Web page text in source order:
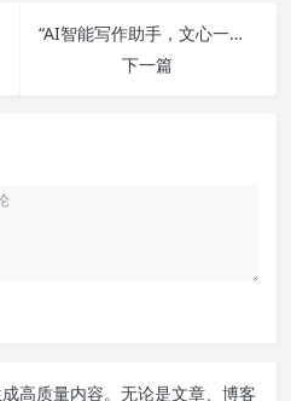
“AI智能写作助手，文心一言，燃烧讯飞星火！”
下一篇
高质量内容。无论是文章、博客